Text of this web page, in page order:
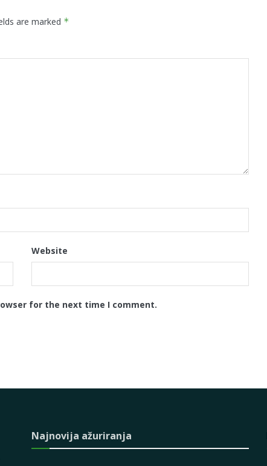
are marked *
Website
for the next time I comment.
Najnovija ažuriranja